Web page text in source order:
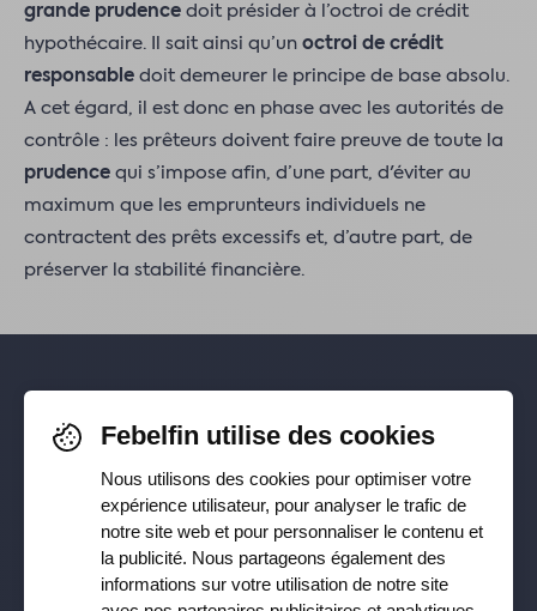
grande prudence doit présider à l’octroi de crédit
hypothécaire. Il sait ainsi qu’un octroi de crédit
responsable doit demeurer le principe de base absolu.
A cet égard, il est donc en phase avec les autorités de
contrôle : les prêteurs doivent faire preuve de toute la
prudence qui s’impose afin, d’une part, d'éviter au
maximum que les emprunteurs individuels ne
contractent des prêts excessifs et, d’autre part, de
préserver la stabilité financière.
Pour rester informé-e de nos
dernières actualités, suivez-nous sur
Facebook,TikTok,X,LinkedIn&
Instagram
Febelfin utilise des cookies
Nous utilisons des cookies pour optimiser votre
expérience utilisateur, pour analyser le trafic de
notre site web et pour personnaliser le contenu et
la publicité. Nous partageons également des
informations sur votre utilisation de notre site